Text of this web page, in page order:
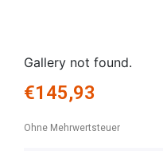
Gallery not found.
€145,93
Ohne Mehrwertsteuer